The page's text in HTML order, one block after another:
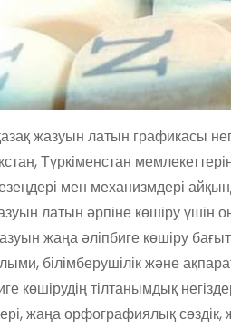
жазуын латын графикасы
Түркіменстан
мен механизмдері
латын әрпіне көшіру үшін
жаңа әліпбиге көшіру
білімберушілік және
көшірудің тілтанымдық
жаңа орфографиялық сөздік,